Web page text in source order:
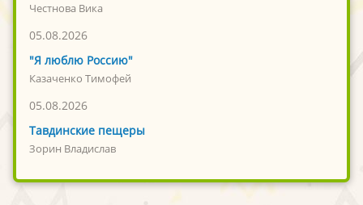
Честнова Вика
05.08.2026
"Я люблю Россию"
Казаченко Тимофей
05.08.2026
Тавдинские пещеры
Зорин Владислав